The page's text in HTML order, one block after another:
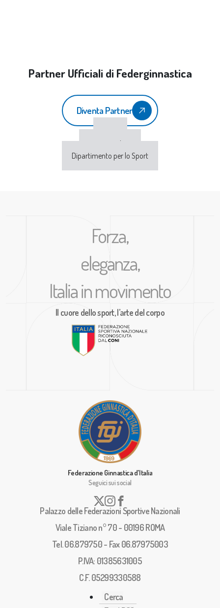
Partner Ufficiali di Federginnastica
Diventa Partner
Sport e Salute
Dipartimento per lo Sport
Forza,
eleganza,
Italia in movimento
Il cuore dello sport, l’arte del corpo
Federazione Ginnastica d'Italia
Seguici sui social
Palazzo delle Federazioni Sportive Nazionali
Viale Tiziano n° 70 - 00196 ROMA
Tel. 06.879750 - Fax 06.87975003
P.IVA: 01385631005
C.F. 05299330588
Cerca